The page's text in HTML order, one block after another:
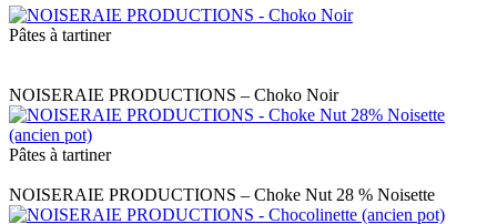
Pâtes à tartiner
NOISERAIE PRODUCTIONS – Choko Noir
Pâtes à tartiner
NOISERAIE PRODUCTIONS – Choke Nut 28 % Noisette